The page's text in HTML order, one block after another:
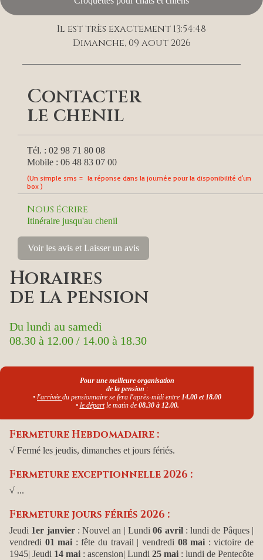
Il est très exactement 13:54:48
Dimanche, 09 aout 2026
Contacter
le chenil
Tél. : 02 98 71 80 08
Mobile : 06 48 83 07 00
(Un simple sms = la réponse dans la journée pour la disponibilité d'un
box )
Nous écrire
Itinéraire jusqu'au chenil
Voir les avis et Laisser un avis
Horaires
de la pension
Du lundi au samedi
08.30 à 12.00 / 14.00 à 18.30
Pour une meilleure organisation
de la pension :
• l'arrivée du pensionnaire se fera l'après-midi entre 14.00 et 18.00
• le départle matin de 08.30 à 12.00.
Fermeture Hebdomadaire :
√ Fermé les jeudis, dimanches et jours fériés.
Fermeture exceptionnelle 2026 :
√ ...
Fermeture jours fériés 2026 :
Jeudi 1er janvier: Nouvel an | Lundi06 avril: lundi de Pâques |
vendredi 01 mai : fête du travail | vendredi 08 mai : victoire de
1945| Jeudi 14 mai : ascension| Lundi 25 mai : lundi de Pentecôte